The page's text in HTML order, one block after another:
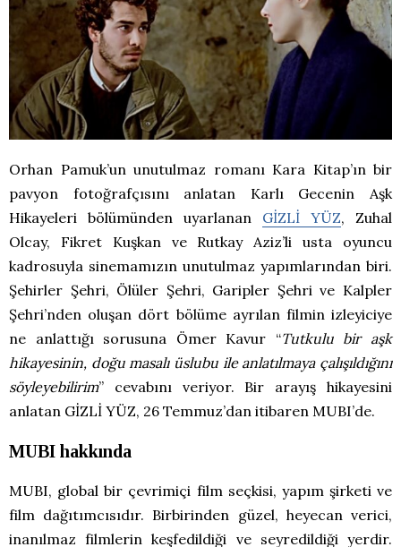
Orhan Pamuk’un unutulmaz romanı Kara Kitap’ın bir
pavyon fotoğrafçısını anlatan Karlı Gecenin Aşk
Hikayeleri bölümünden uyarlanan GİZLİ YÜZ, Zuhal
Olcay, Fikret Kuşkan ve Rutkay Aziz’li usta oyuncu
kadrosuyla sinemamızın unutulmaz yapımlarından biri.
Şehirler Şehri, Ölüler Şehri, Garipler Şehri ve Kalpler
Şehri’nden oluşan dört bölüme ayrılan filmin izleyiciye
ne anlattığı sorusuna Ömer Kavur “Tutkulu bir aşk
hikayesinin, doğu masalı üslubu ile anlatılmaya çalışıldığını
söyleyebilirim” cevabını veriyor. Bir arayış hikayesini
anlatan GİZLİ YÜZ, 26 Temmuz’dan itibaren MUBI’de.
MUBI hakkında
MUBI, global bir çevrimiçi film seçkisi, yapım şirketi ve
film dağıtımcısıdır. Birbirinden güzel, heyecan verici,
inanılmaz filmlerin keşfedildiği ve seyredildiği yerdir.